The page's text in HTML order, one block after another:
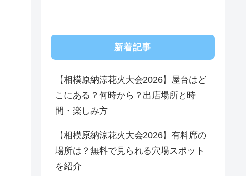
新着記事
【相模原納涼花火大会2026】屋台はど
こにある？何時から？出店場所と時
間・楽しみ方
【相模原納涼花火大会2026】有料席の
場所は？無料で見られる穴場スポット
を紹介